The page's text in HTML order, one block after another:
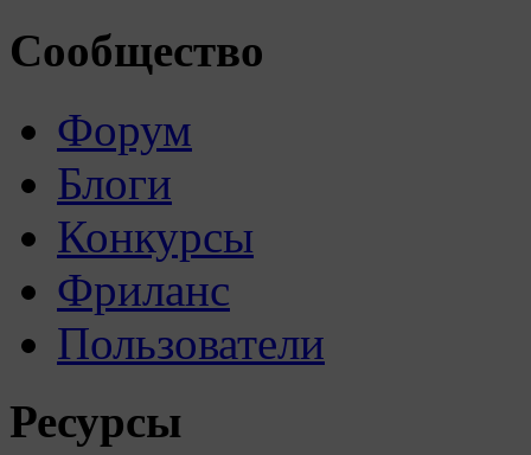
Сообщество
Форум
Блоги
Конкурсы
Фриланс
Пользователи
Ресурсы